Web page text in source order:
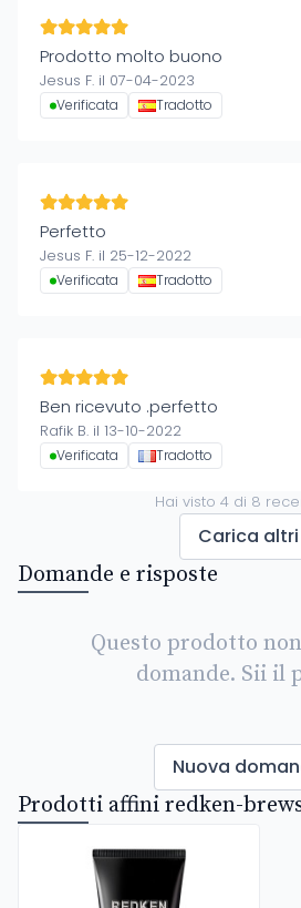
Prodotto molto buono
Jesus F. il 07-04-2023
Verificata Tradotto
Perfetto
Jesus F. il 25-12-2022
Verificata Tradotto
Ben ricevuto .perfetto
Rafik B. il 13-10-2022
Verificata Tradotto
Hai visto 4di 8
Carica altri
Domande e risposte
Questo prodotto
domande. Sii il
Nuova
Prodotti affini redken-